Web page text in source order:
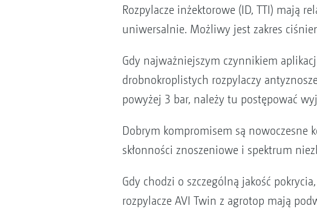
Rozpylacze inżektorowe (ID, TTI) mają
uniwersalnie. Możliwy jest zakres
Gdy najważniejszym czynnikiem
drobnokroplistych rozpylaczy
powyżej 3 bar, należy tu postępować
Dobrym kompromisem są nowoczesne
skłonności znoszeniowe i spektrum
Gdy chodzi o szczególną jakość
rozpylacze AVI Twin z agrotop mają